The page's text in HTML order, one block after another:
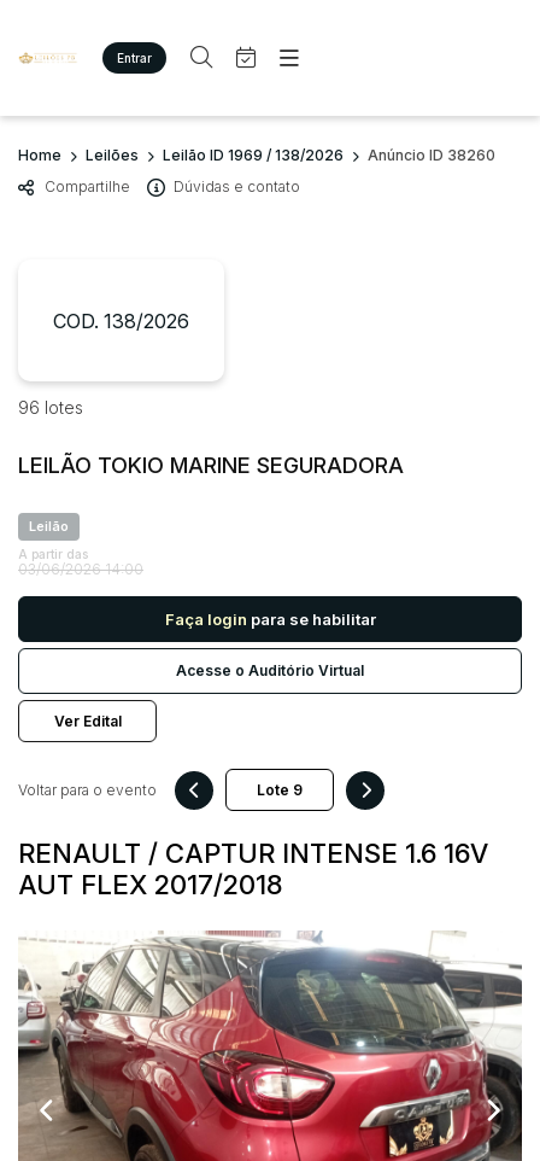
Entrar
Criar conta Entrar
Site
Agenda
Quem Somos
Imóveis
Veículos
Carros
Utilitário
Busca por palavra-chave
Bairro
Judiciais Extrajudiciais
R$
Quem Somos
Home Leilões Leilão ID 1969 / 138/2026
Anúncio ID 38260
Compartilhe
Dúvidas e contato
COD. 138/2026
96 lotes
LEILÃO TOKIO MARINE SEGURADORA
Leilão
A partir das
03/06/2026 14:00
Faça login para se habilitar
Acesse o Auditório Virtual
Ver Edital
RENAULT / CAPTUR INTENSE 1.6 16V
AUT FLEX 2017/2018
Voltar para o evento